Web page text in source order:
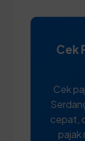
Cek
Cek
cepat,
pajak